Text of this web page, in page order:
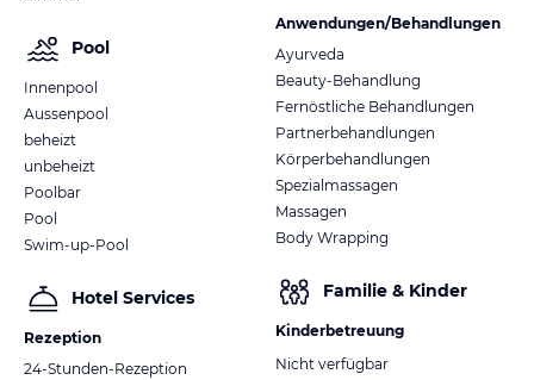
Pool
Innenpool
Aussenpool
beheizt
unbeheizt
Poolbar
Pool
Swim-up-Pool
Hotel Services
Rezeption
24-Stunden-Rezeption
Anwendungen/Behandlungen
Ayurveda
Beauty-Behandlung
Fernöstliche Behandlungen
Partnerbehandlungen
Körperbehandlungen
Spezialmassagen
Massagen
Body Wrapping
Familie & Kinder
Kinderbetreuung
Nicht verfügbar